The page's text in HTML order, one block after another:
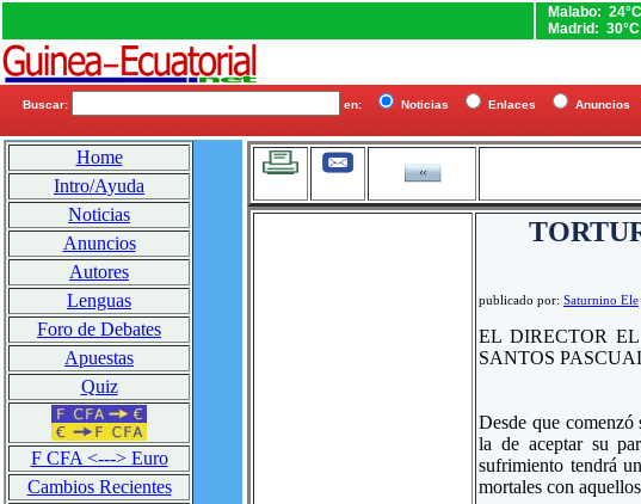
Malabo: 24°C
Madrid: 30°C
Buscar: en: Noticias Enlaces Anuncios
Home
Intro/Ayuda
Noticias
Anuncios
Autores
Lenguas
Foro de Debates
Apuestas
Quiz
F CFA <---> Euro
Cambios Recientes
publicado por: Saturnino Ele
EL DIRECTOR
SANTOS
Desde que
la de aceptar su
sufrimiento tendrá
mortales con